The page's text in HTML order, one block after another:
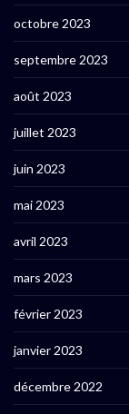
octobre 2023
septembre 2023
août 2023
juillet 2023
juin 2023
mai 2023
avril 2023
mars 2023
février 2023
janvier 2023
décembre 2022